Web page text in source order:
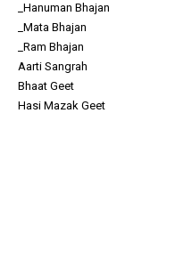
_Hanuman Bhajan
_Mata Bhajan
_Ram Bhajan
Aarti Sangrah
Bhaat Geet
Hasi Mazak Geet